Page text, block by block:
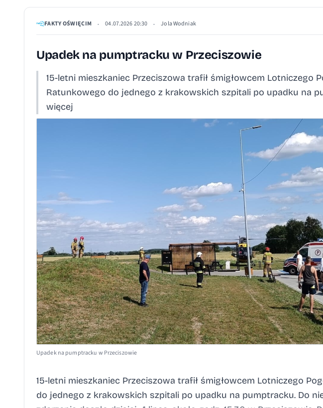
FAKTY OŚWIĘCIM • 04.07.2026 20:30 • Jola Wodniak
Upadek na pumptracku w Przeciszowie
15-letni mieszkaniec Przeciszowa trafił śmigłowcem Lotniczego
Ratunkowego do jednego z krakowskich szpitali po upadku na
więcej
Upadek na pumptracku w Przeciszowie
15-letni mieszkaniec Przeciszowa trafił śmigłowcem Lotniczego
do jednego z krakowskich szpitali po upadku na pumptracku. Do